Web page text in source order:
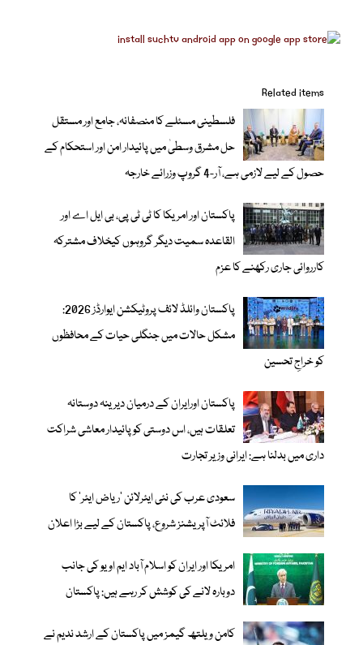
Related items
فلسطینی مسئلے کا منصفانہ، جامع اور مستقل
حل مشرق وسطیٰ میں پائیدار امن اور استحکام کے
حصول کے لیے لازمی ہے، آر-4 گروپ وزرائے خارجہ
پاکستان اور امریکا کا ٹی ٹی پی، بی ایل اے اور
القاعدہ سمیت دیگر گروہوں کیخلاف مشترکہ
کارروائی جاری رکھنے کا عزم
پاکستان وائلڈ لائف پروٹیکشن ایوارڈز 2026:
مشکل حالات میں جنگلی حیات کے محافظوں
کو خراجِ تحسین
پاکستان اورایران کے درمیان دیرینہ دوستانہ
تعلقات ہیں، اس دوستی کوپائیدار معاشی شراکت
داری میں بدلنا ہے: ایرانی وزیر تجارت
سعودی عرب کی نئی ایئرلائن ‘ریاض ایئر’ کا
فلائٹ آپریشنز شروع، پاکستان کے لیے بڑا اعلان
امریکا اور ایران کو اسلام آباد ایم او یو کی جانب
دوبارہ لانے کی کوشش کر رہے ہیں: پاکستان
کامن ویلتھ گیمز میں پاکستان کے ارشد ندیم نے